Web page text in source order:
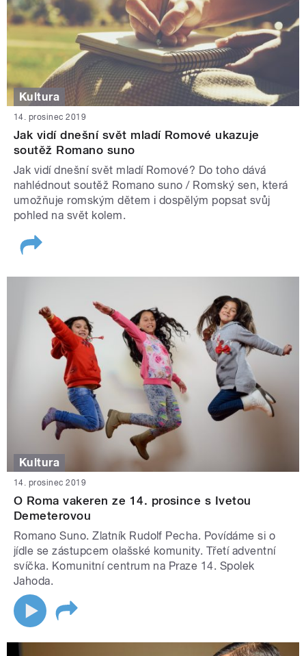
Kultura
14. prosinec 2019
Jak vidí dnešní svět mladí Romové ukazuje
soutěž Romano suno
Jak vidí dnešní svět mladí Romové? Do toho dává
nahlédnout soutěž Romano suno / Romský sen, která
umožňuje romským dětem i dospělým popsat svůj
pohled na svět kolem.
Kultura
14. prosinec 2019
O Roma vakeren ze 14. prosince s Ivetou
Demeterovou
Romano Suno. Zlatník Rudolf Pecha. Povídáme si o
jídle se zástupcem olašské komunity. Třetí adventní
svíčka. Komunitní centrum na Praze 14. Spolek
Jahoda.